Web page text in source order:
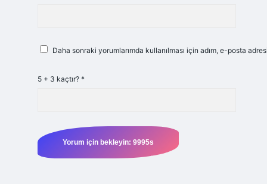
Daha sonraki yorumlarımda kullanılması için adım, e-posta
5 + 3 kaçtır? *